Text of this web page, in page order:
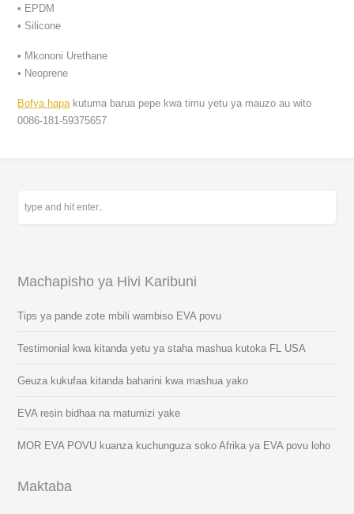
• EPDM
• Silicone
• Mkononi Urethane
• Neoprene
Bofya hapakutuma barua pepe kwa timu yetu ya mauzo au wito
0086-181-59375657
Machapisho ya Hivi Karibuni
Tips ya pande zote mbili wambiso EVA povu
Testimonial kwa kitanda yetu ya staha mashua kutoka FL USA
Geuza kukufaa kitanda baharini kwa mashua yako
EVA resin bidhaa na matumizi yake
MOR EVA POVU kuanza kuchunguza soko Afrika ya EVA povu loho
Maktaba